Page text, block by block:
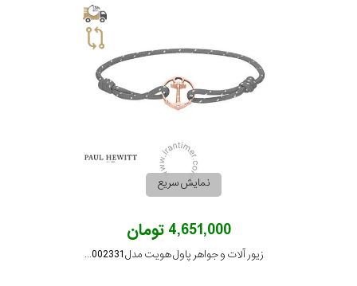
نمایش سریع
4,651,000 تومان
زیور آلات و جواهر پاول هویت مدل PH002331